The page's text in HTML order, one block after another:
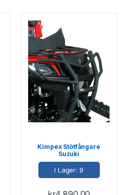
Kimpex Stötfångare
Suzuki
I Lager: 9